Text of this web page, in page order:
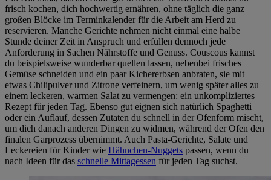
frisch kochen, dich hochwertig ernähren, ohne täglich die ganz
großen Blöcke im Terminkalender für die Arbeit am Herd zu
reservieren. Manche Gerichte nehmen nicht einmal eine halbe
Stunde deiner Zeit in Anspruch und erfüllen dennoch jede
Anforderung in Sachen Nährstoffe und Genuss. Couscous kannst
du beispielsweise wunderbar quellen lassen, nebenbei frisches
Gemüse schneiden und ein paar Kichererbsen anbraten, sie mit
etwas Chilipulver und Zitrone verfeinern, um wenig später alles zu
einem leckeren, warmen Salat zu vermengen: ein unkompliziertes
Rezept für jeden Tag. Ebenso gut eignen sich natürlich Spaghetti
oder ein Auflauf, dessen Zutaten du schnell in der Ofenform mischt,
um dich danach anderen Dingen zu widmen, während der Ofen den
finalen Garprozess übernimmt. Auch Pasta-Gerichte, Salate und
Leckereien für Kinder wie Hähnchen-Nuggets passen, wenn du
nach Ideen für das schnelle Mittagessen für jeden Tag suchst.